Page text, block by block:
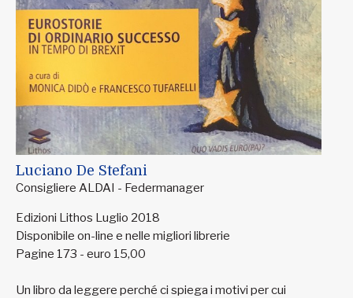
Luciano De Stefani
Consigliere ALDAI - Federmanager
Edizioni Lithos Luglio 2018
Disponibile on-line e nelle migliori librerie
Pagine 173 - euro 15,00
Un libro da leggere perché ci spiega i motivi per cui